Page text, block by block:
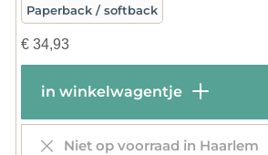
Paperback / softback
€34,93
in winkelwagentje
Niet op voorraad in Haarlem